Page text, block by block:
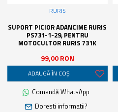
RURIS
SUPORT PICIOR ADANCIME RURIS
PS731-1-29, PENTRU
MOTOCULTOR RURIS 731K
99,00 RON
ADAUGĂ ÎN COŞ
Comandă WhatsApp
Doresti informatii?